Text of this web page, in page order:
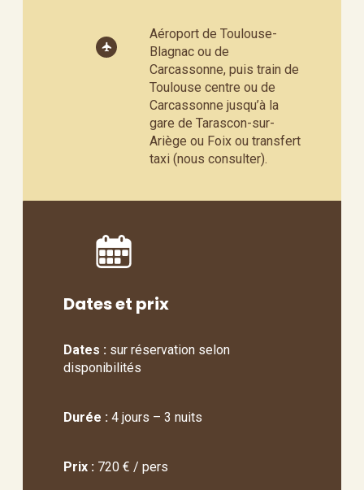
Aéroport de Toulouse-
Blagnac ou de
Carcassonne, puis train de
Toulouse centre ou de
Carcassonne jusqu’à la
gare de Tarascon-sur-
Ariège ou Foix ou transfert
taxi (nous consulter).
Dates et prix
Dates : sur réservation selon
disponibilités
Durée : 4 jours – 3 nuits
Prix : 720 € / pers